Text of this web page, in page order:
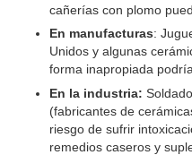
cañerías con plomo
En manufacturas:
Unidos y algunas
forma inapropiada
En la industria:
(fabricantes de
riesgo de sufrir
remedios caseros y